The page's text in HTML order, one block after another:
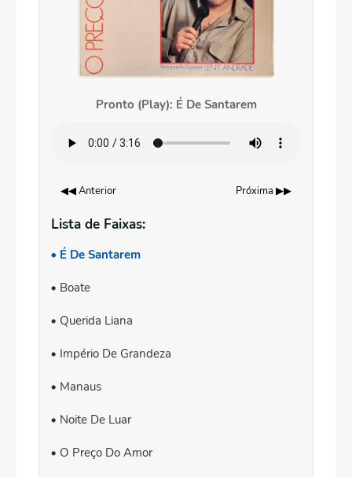
Pronto (Play): É De Santarem
◀◀ Anterior Próxima ▶▶
Lista de Faixas:
É De Santarem
Boate
Querida Liana
Império De Grandeza
Manaus
Noite De Luar
O Preço Do Amor